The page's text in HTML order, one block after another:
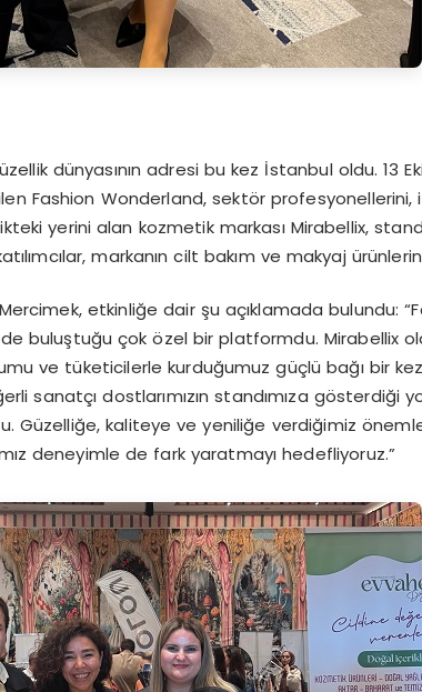
dünyasının adresi bu kez İstanbul oldu. 13
Fashion Wonderland, sektör profesyonellerini,
yerini alan kozmetik markası Mirabellix,
markanın cilt bakım ve makyaj
etkinliğe dair şu açıklamada bulundu:
buluştuğu çok özel bir platformdu. Mirabellix
ve tüketicilerle kurduğumuz güçlü bağı bir
sanatçı dostlarımızın standımıza gösterdiği
Güzelliğe, kaliteye ve yeniliğe verdiğimiz
deneyimle de fark yaratmayı hedefliyoruz.”